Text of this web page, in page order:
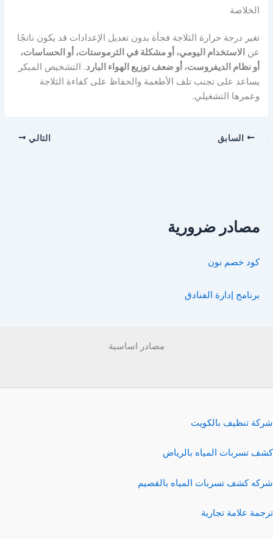
الخلاصة
تغير درجة حرارة الثلاجة فجأة بدون تعديل الإعدادات قد يكون ناتجًا
عن الاستخدام اليومي، أو مشكلة في الثرموستات، أو الحساسات،
أو نظام الديفروست، أو ضعف توزيع الهواء البارد. التشخيص المبكر
يساعد على تجنب تلف الأطعمة والحفاظ على كفاءة الثلاجة
وعمرها التشغيلي.
السابق التالي
مصادر ضرورية
كود خصم نون
برنامج إدارة الفنادق
مصادر اساسية
شركة تنظيف بالكويت
كشف تسربات المياه بالرياض
شركه كشف تسربات المياه بالقصيم
ترجمة علامة تجارية